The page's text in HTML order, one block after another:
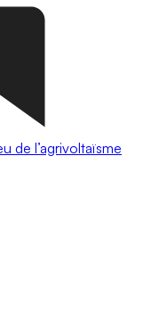
de l’agrivoltaïsme